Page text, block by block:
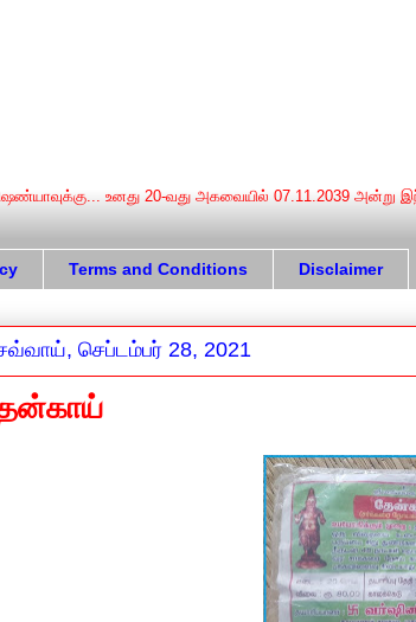
Terms and Conditions Disclaimer
செப்டம்பர் 28, 2021